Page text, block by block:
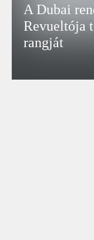
A Dubai
Revueltója
rangját